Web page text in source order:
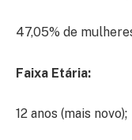
47,05% de
Faixa Etária:
12 anos (mais novo);